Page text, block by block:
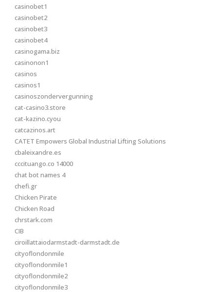
casinobet1
casinobet2
casinobet3
casinobet4
casinogama.biz
casinonon1
casinos
casinos1
casinoszondervergunning
cat-casino3.store
cat-kazino.cyou
catcazinos.art
CATET Empowers Global Industrial Lifting Solutions
cbaleixandre.es
cccituango.co 14000
chat bot names 4
chefi.gr
Chicken Pirate
Chicken Road
chrstark.com
CIB
ciroillattaiodarmstadt-darmstadt.de
cityoflondonmile
cityoflondonmile1
cityoflondonmile2
cityoflondonmile3